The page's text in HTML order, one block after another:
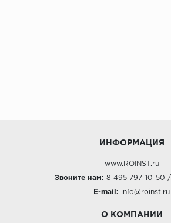
ИНФОРМАЦИЯ
www.ROINST.ru
Звоните нам: 8 495 797-10-50 /
E-mail: info@roinst.ru
О КОМПАНИИ